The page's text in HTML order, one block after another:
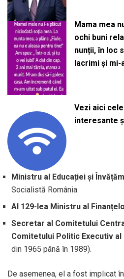
Mama mea
ochi buni
nunții, în loc
lacrimi și mi-
Vezi aici
interesante
Ministru al Educației și
Socialistă România.
Al 129-lea Ministru al
Secretar al Comitetului
Comitetului Politic Executiv al
din 1965 până în 1989).
De asemenea, el a fost implicat